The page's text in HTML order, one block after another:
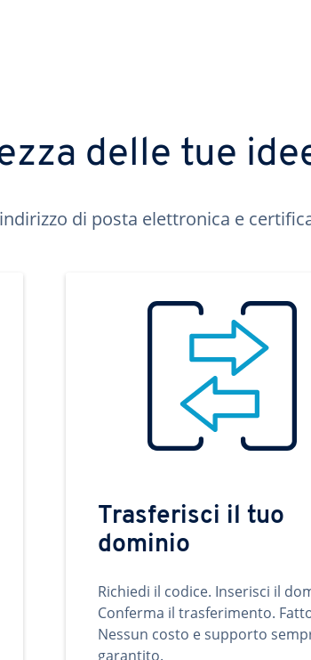
delle tue
di posta elettronica e
Trasferisci il tuo
dominio
Richiedi il codice. Inserisci il
Conferma il trasferimento.
Nessun costo e supporto
garantito.